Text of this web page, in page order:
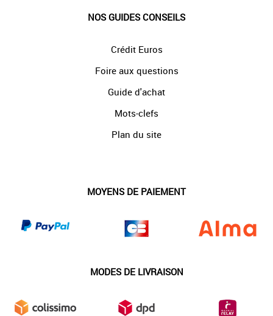
NOS GUIDES CONSEILS
Crédit Euros
Foire aux questions
Guide d'achat
Mots-clefs
Plan du site
MOYENS DE PAIEMENT
MODES DE LIVRAISON